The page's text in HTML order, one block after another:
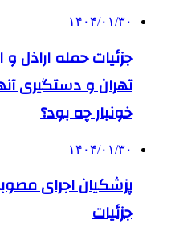
۱۴۰۴/۰۱/۳۰
جزئیات حمله اراذل
تهران و دستگیری
خونبار چه بود؟
۱۴۰۴/۰۱/۳۰
پزشکیان اجرای
جزئیات